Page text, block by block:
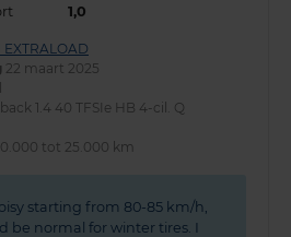
1,0
EXTRALOAD
22 maart 2025
1.4 40 TFSIe HB 4-cil. Q
tot 25.000 km
starting from 80-85 km/h,
be normal for winter tires. I